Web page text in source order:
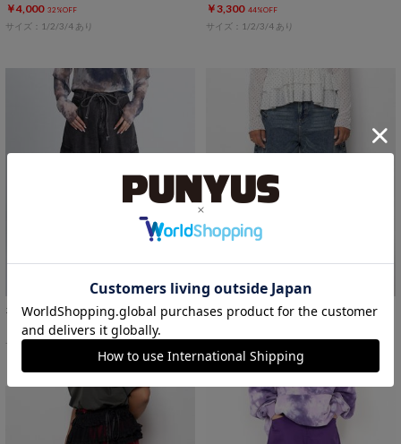
￥4,000 32%OFF
サイズ：1/2/3/4 あり
￥3,300 44%OFF
サイズ：1/2/3/4 あり
カーゴデニムパンツ
￥6,600 14%OFF
サイズ：1/2/3/4/5 あり
サイドポケットバレルデニムパンツ